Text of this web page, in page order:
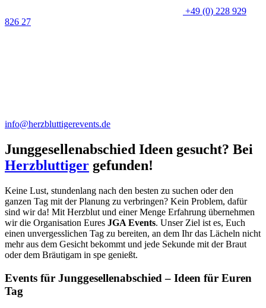
+49 (0) 228 929
826 27
info@herzbluttigerevents.de
Junggesellenabschied Ideen gesucht? Bei
Herzbluttiger gefunden!
Keine Lust, stundenlang nach den besten zu suchen oder den
ganzen Tag mit der Planung zu verbringen? Kein Problem, dafür
sind wir da! Mit Herzblut und einer Menge Erfahrung übernehmen
wir die Organisation Eures JGA Events. Unser Ziel ist es, Euch
einen unvergesslichen Tag zu bereiten, an dem Ihr das Lächeln nicht
mehr aus dem Gesicht bekommt und jede Sekunde mit der Braut
oder dem Bräutigam in spe genießt.
Events für Junggesellenabschied – Ideen für Euren
Tag